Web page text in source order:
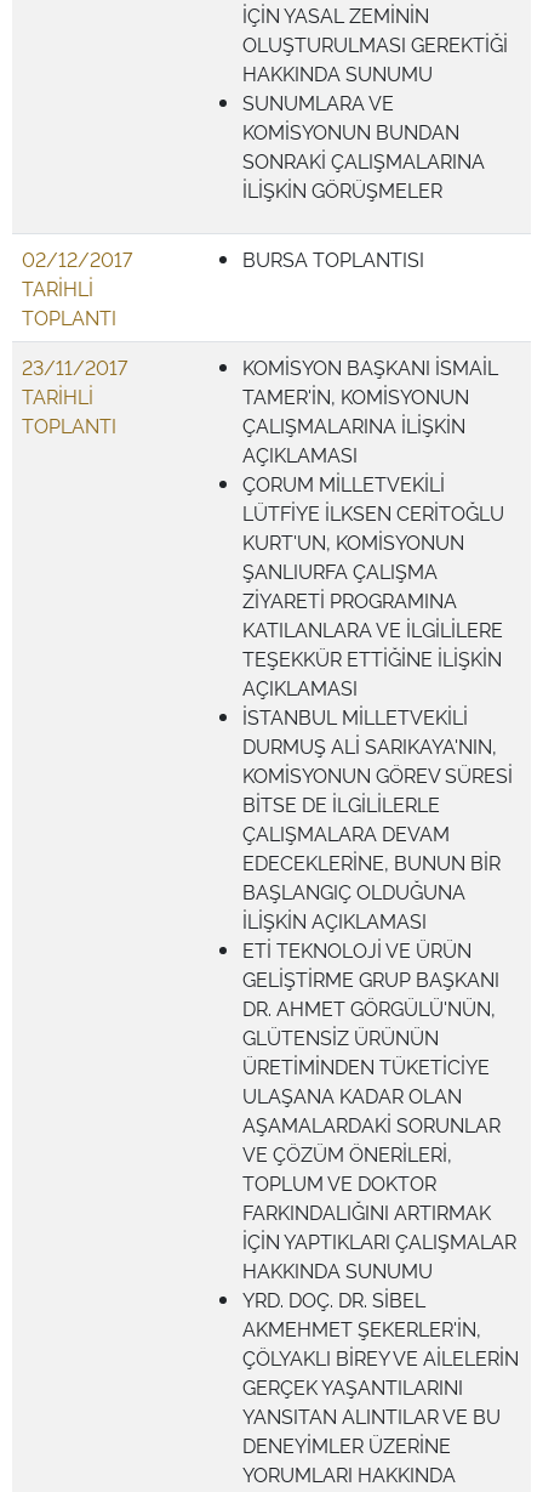
İÇİN YASAL ZEMİNİN
OLUŞTURULMASI GEREKTİĞİ
HAKKINDA SUNUMU
SUNUMLARA VE
KOMİSYONUN BUNDAN
SONRAKİ ÇALIŞMALARINA
İLİŞKİN GÖRÜŞMELER
02/12/2017
TARİHLİ
TOPLANTI
BURSA TOPLANTISI
23/11/2017
TARİHLİ
TOPLANTI
KOMİSYON BAŞKANI İSMAİL
TAMER'İN, KOMİSYONUN
ÇALIŞMALARINA İLİŞKİN
AÇIKLAMASI
ÇORUM MİLLETVEKİLİ
LÜTFİYE İLKSEN CERİTOĞLU
KURT'UN, KOMİSYONUN
ŞANLIURFA ÇALIŞMA
ZİYARETİ PROGRAMINA
KATILANLARA VE İLGİLİLERE
TEŞEKKÜR ETTİĞİNE İLİŞKİN
AÇIKLAMASI
İSTANBUL MİLLETVEKİLİ
DURMUŞ ALİ SARIKAYA'NIN,
KOMİSYONUN GÖREV SÜRESİ
BİTSE DE İLGİLİLERLE
ÇALIŞMALARA DEVAM
EDECEKLERİNE, BUNUN BİR
BAŞLANGIÇ OLDUĞUNA
İLİŞKİN AÇIKLAMASI
ETİ TEKNOLOJİ VE ÜRÜN
GELİŞTİRME GRUP BAŞKANI
DR. AHMET GÖRGÜLÜ'NÜN,
GLÜTENSİZ ÜRÜNÜN
ÜRETİMİNDEN TÜKETİCİYE
ULAŞANA KADAR OLAN
AŞAMALARDAKİ SORUNLAR
VE ÇÖZÜM ÖNERİLERİ,
TOPLUM VE DOKTOR
FARKINDALIĞINI ARTIRMAK
İÇİN YAPTIKLARI ÇALIŞMALAR
HAKKINDA SUNUMU
YRD. DOÇ. DR. SİBEL
AKMEHMET ŞEKERLER'İN,
ÇÖLYAKLI BİREY VE AİLELERİN
GERÇEK YAŞANTILARINI
YANSITAN ALINTILAR VE BU
DENEYİMLER ÜZERİNE
YORUMLARI HAKKINDA